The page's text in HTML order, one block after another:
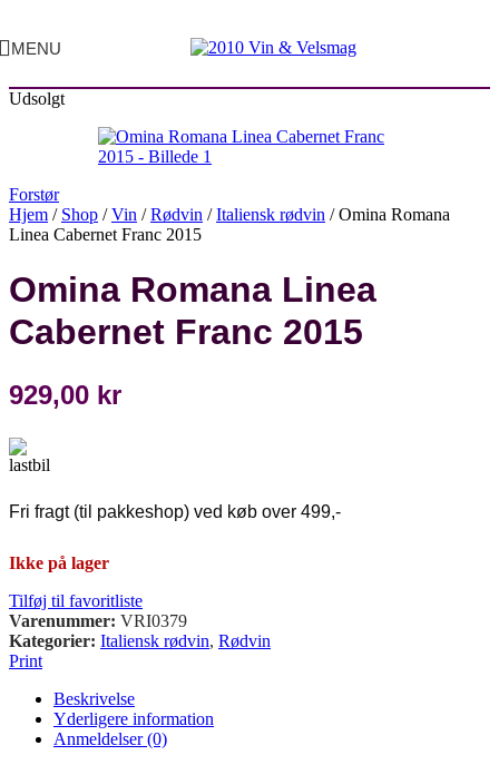
MENU
Udsolgt
Forstør
Hjem / Shop /Vin /Rødvin /Italiensk rødvin /Omina Romana
Linea Cabernet Franc 2015
Omina Romana Linea
Cabernet Franc 2015
929,00 kr
Fri fragt (til pakkeshop) ved køb over 499,-
Ikke på lager
Tilføj til favoritliste
Varenummer: VRI0379
Kategorier: Italiensk rødvin, Rødvin
Print
Beskrivelse
Yderligere information
Anmeldelser (0)